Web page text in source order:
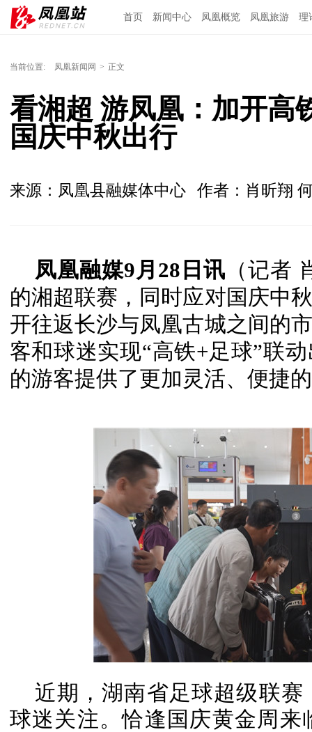
首页 新闻中心 凤凰概览 凤凰旅游 理
当前位置: 凤凰新闻网 > 正文
看湘超 游凤凰：加开高
国庆中秋出行
来源：凤凰县融媒体中心 作者：肖昕翔
凤凰融媒9月28日讯 （记者
的湘超联赛，同时应对国庆中
开往返长沙与凤凰古城之间的
客和球迷实现“高铁+足球”联
的游客提供了更加灵活、便捷
近期，湖南省足球超级联
球迷关注。恰逢国庆黄金周